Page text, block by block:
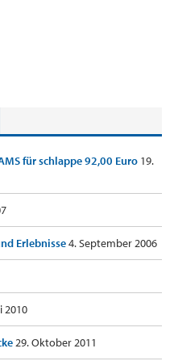
für schlappe 92,00 Euro 19.
Erlebnisse4. September 2006
2010
29. Oktober 2011